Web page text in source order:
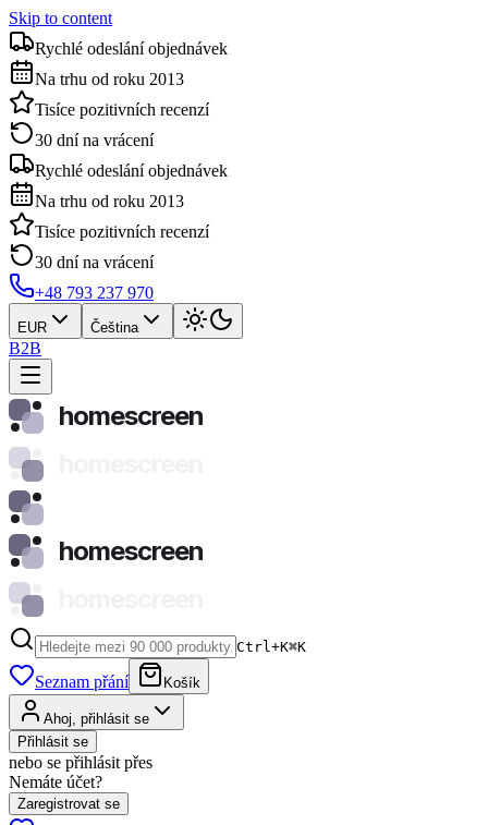
Skip to content
Rychlé odeslání objednávek
Na trhu od roku 2013
Tisíce pozitivních recenzí
30 dní na vrácení
Rychlé odeslání objednávek
Na trhu od roku 2013
Tisíce pozitivních recenzí
30 dní na vrácení
+48 793 237 970
EUR Čeština
B2B
homescreen
homescreen
Ctrl+K⌘K
Seznam přání Košík
Ahoj, přihlásit se
Přihlásit se
nebo se přihlásit přes
Nemáte účet?
Zaregistrovat se